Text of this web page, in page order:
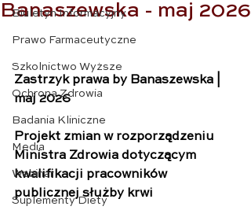
Biuletyn Informacyjny
Prawo Farmaceutyczne
Szkolnictwo Wyższe
Ochrona Zdrowia
Badania Kliniczne
Media
Webinar
Suplementy Diety
Banaszewska - maj 2026
Zastrzyk prawa by Banaszewska |
maj 2026
Projekt zmian w rozporządzeniu
Ministra Zdrowia dotyczącym
kwalifikacji pracowników
publicznej służby krwi